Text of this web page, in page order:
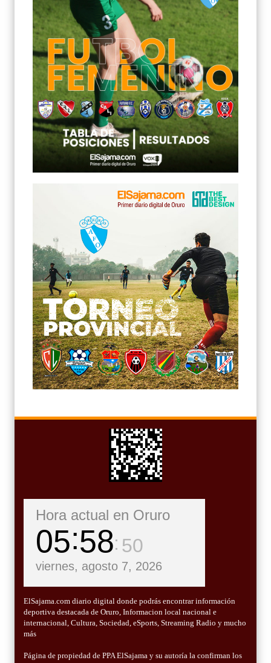
Hora actual en Oruro
05 58 51
viernes, agosto 7, 2026
ElSajama.com diario digital donde podrás encontrar información
deportiva destacada de Oruro, Informacion local nacional e
internacional, Cultura, Sociedad, eSports, Streaming Radio y mucho
más
Página de propiedad de PPA ElSajama y su autoría la confirman los